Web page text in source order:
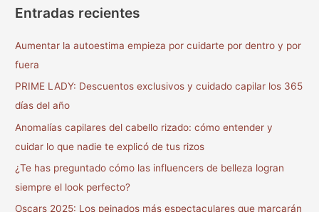
c
:
Entradas recientes
Aumentar la autoestima empieza por cuidarte por dentro y por
fuera
PRIME LADY: Descuentos exclusivos y cuidado capilar los 365
días del año
Anomalías capilares del cabello rizado: cómo entender y
cuidar lo que nadie te explicó de tus rizos
¿Te has preguntado cómo las influencers de belleza logran
siempre el look perfecto?
Oscars 2025: Los peinados más espectaculares que marcarán